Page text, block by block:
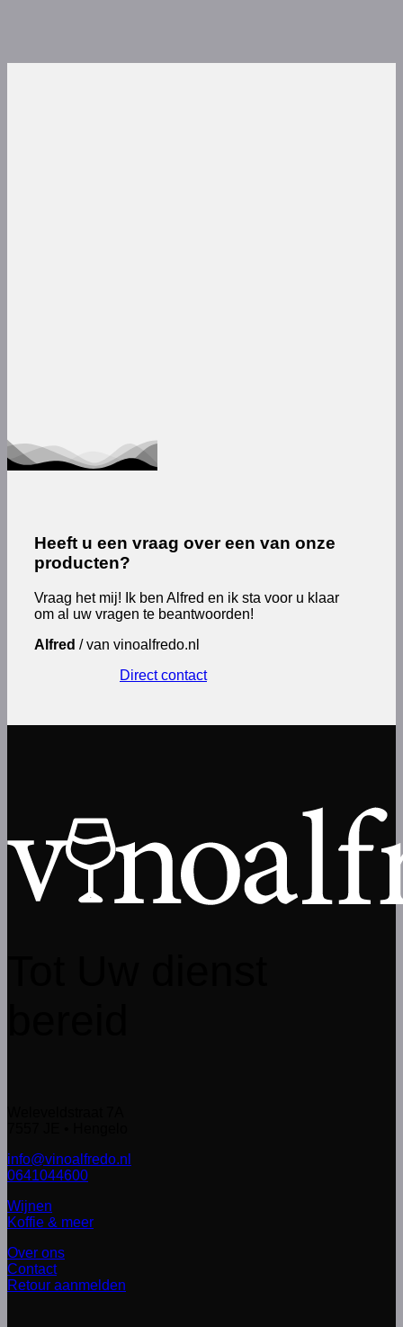
Heeft u een vraag over een van onze
producten?
Vraag het mij! Ik ben Alfred en ik sta voor u klaar
om al uw vragen te beantwoorden!
Alfred /van vinoalfredo.nl
Direct contact
info@vinoalfredo.nl
0641044600
Wijnen
Koffie & meer
Over ons
Contact
Retour aanmelden